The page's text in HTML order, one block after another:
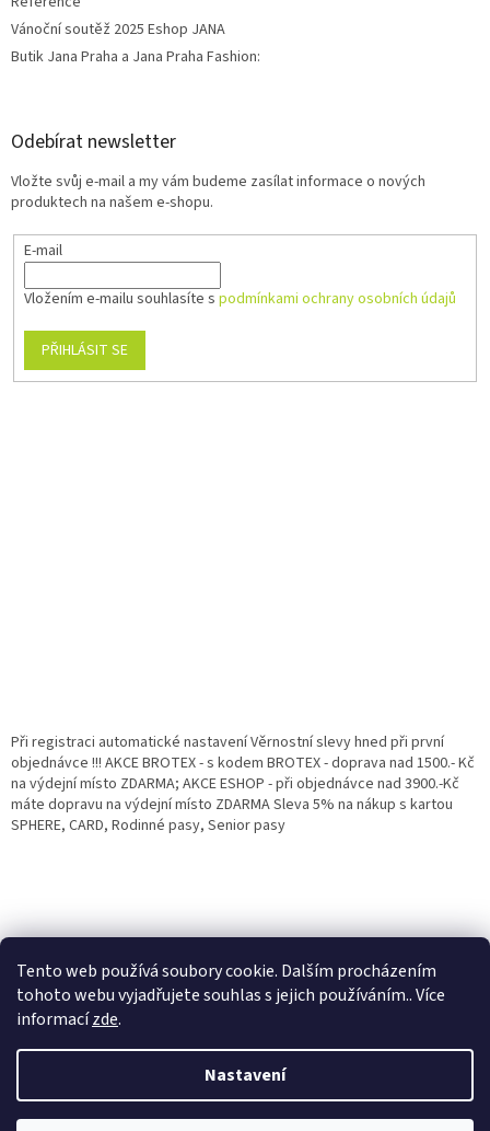
Tento web používá soubory cookie. Dalším procházením
tohoto webu vyjadřujete souhlas s jejich používáním.. Více
informacízde.
Nastavení
nastavená Věrnostní sleva 3% - 10% na Všechny Vaše další nákupy. Čím
víc nakoupíte, tím větší slevu můžete získat. Vaše objednávky se sčítají.
Využít můžete i "Slevové kody" nebo DOPRAVU ZDARMA. Přejeme
Vánoční soutěž 2025 Eshop JANA
Butik Jana Praha a Jana Praha Fashion:
Odebírat newsletter
Vložte svůj e-mail a my vám budeme zasílat informace o nových
produktech na našem e-shopu.
E-mail
Vložením e-mailu souhlasíte s podmínkami ochrany osobních údajů
PŘIHLÁSIT SE
Při registraci automatické nastavení Věrnostní slevy hned při první
objednávce !!! AKCE BROTEX - s kodem BROTEX - doprava nad 1500.- Kč
na výdejní místo ZDARMA; AKCE ESHOP - při objednávce nad 3900.-Kč
máte dopravu na výdejní místo ZDARMA Sleva 5% na nákup s kartou
SPHERE, CARD, Rodinné pasy, Senior pasy
Copyright 2026Eshop Jana. Všechna práva vyhrazena.